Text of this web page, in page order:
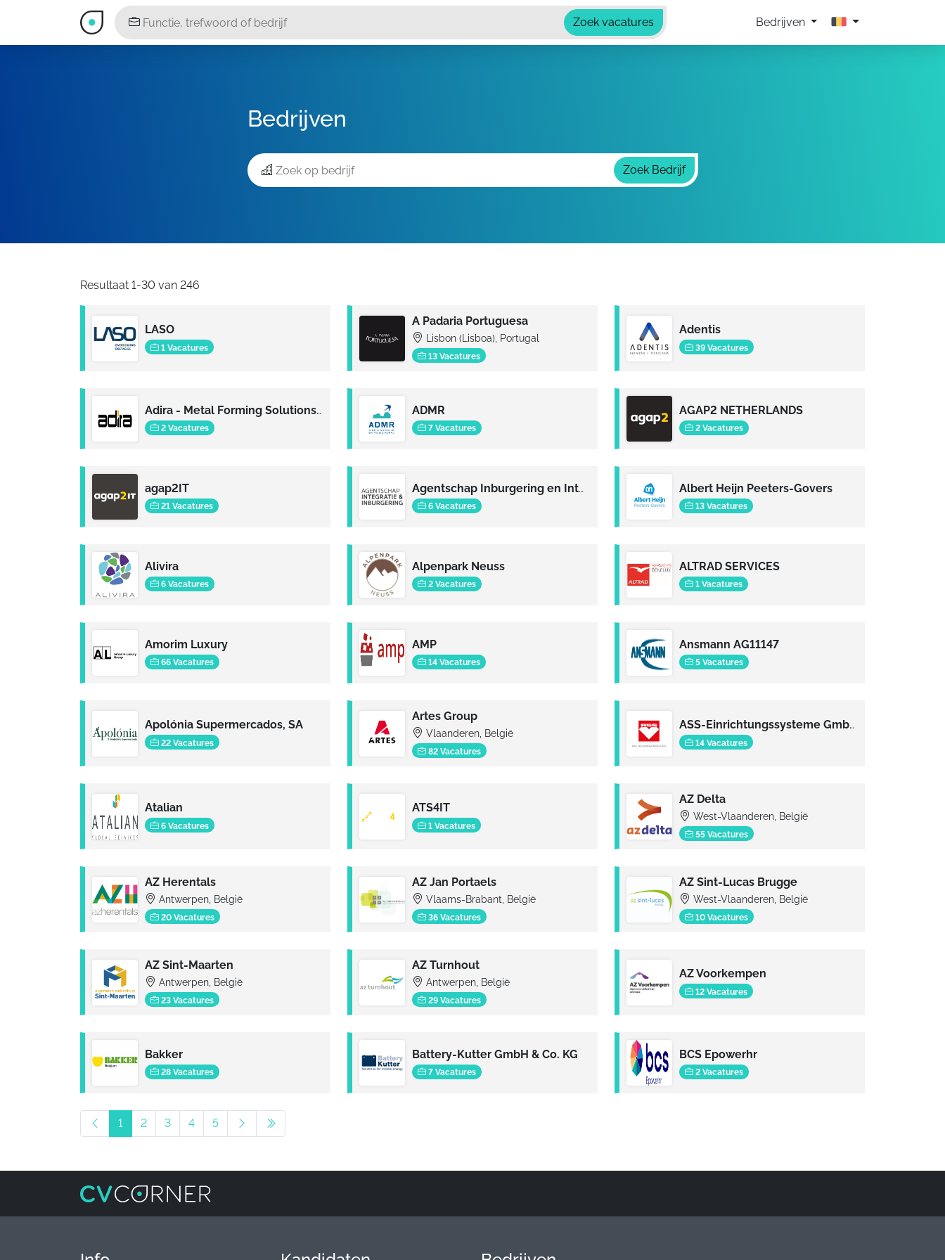
Zoek vacatures Bedrijven
Bedrijven
Zoek Bedrijf
Resultaat 1-30 van 246
LASO
1 Vacatures
A Padaria Portuguesa
Lisbon (Lisboa), Portugal
13 Vacatures
Adentis
39 Vacatures
Adira - Metal Forming Solutions, S.A.
2 Vacatures
ADMR
7 Vacatures
AGAP2 NETHERLANDS
2 Vacatures
agap2IT
21 Vacatures
Agentschap Inburgering en Integratie
6 Vacatures
Albert Heijn Peeters-Govers
13 Vacatures
Alivira
6 Vacatures
Alpenpark Neuss
2 Vacatures
ALTRAD SERVICES
1 Vacatures
Amorim Luxury
66 Vacatures
AMP
14 Vacatures
Ansmann AG11147
5 Vacatures
Apolónia Supermercados, SA
22 Vacatures
Artes Group
Vlaanderen, België
82 Vacatures
ASS-Einrichtungssysteme GmbH
14 Vacatures
Atalian
6 Vacatures
ATS4IT
1 Vacatures
AZ Delta
West-Vlaanderen, België
55 Vacatures
AZ Herentals
Antwerpen, België
20 Vacatures
AZ Jan Portaels
Vlaams-Brabant, België
36 Vacatures
AZ Sint-Lucas Brugge
West-Vlaanderen, België
10 Vacatures
AZ Sint-Maarten
Antwerpen, België
23 Vacatures
AZ Turnhout
Antwerpen, België
29 Vacatures
AZ Voorkempen
12 Vacatures
Bakker
28 Vacatures
Battery-Kutter GmbH & Co. KG
7 Vacatures
BCS Epowerhr
2 Vacatures
1 2 3 4 5